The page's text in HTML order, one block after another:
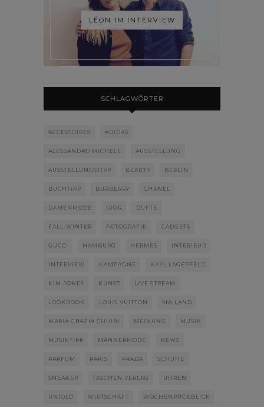
LÉON IM INTERVIEW
SCHLAGWÖRTER
ACCESSOIRES ADIDAS
ALESSANDRO MICHELE AUSSTELLUNG
AUSSTELLUNGSTIPP BEAUTY BERLIN
BUCHTIPP BURBERRY CHANEL
DAMENMODE DIOR DÜFTE
FALL-WINTER FOTOGRAFIE GADGETS
GUCCI HAMBURG HERMÈS INTERIEUR
INTERVIEW KAMPAGNE KARL LAGERFELD
KIM JONES KUNST LIVE STREAM
LOOKBOOK LOUIS VUITTON MAILAND
MARIA GRAZIA CHIURI MEINUNG MUSIK
MUSIKTIPP MÄNNERMODE NEWS
PARFUM PARIS PRADA SCHUHE
SNEAKER TASCHEN VERLAG UHREN
UNIQLO WIRTSCHAFT WOCHENRÜCKBLICK